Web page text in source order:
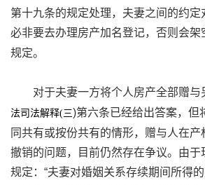
第十九条的规定处理，夫妻之间的约定
必非要去办理房产加名登记，否则会架
规定。
对于夫妻一方将个人房产全部赠与
法司法解释(三)第六条已经给出答案，但
同共有或按份共有的情形，赠与人在
撤销的问题，目前仍然存在争议。由于
规定：“夫妻对婚姻关系存续期间所得